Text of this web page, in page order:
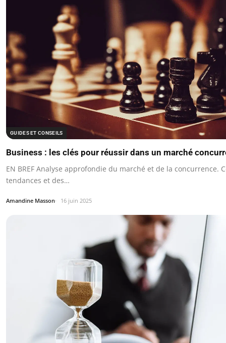
GUIDES ET CONSEILS
Business : les clés pour réussir dans un marché
EN BREF Analyse approfondie du marché et de la concurrence.
tendances et des…
Amandine Masson 16 juin 2025